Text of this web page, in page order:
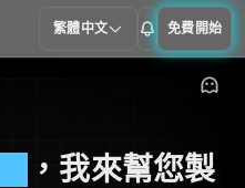
繁體中文 免費開始
，我來幫您製